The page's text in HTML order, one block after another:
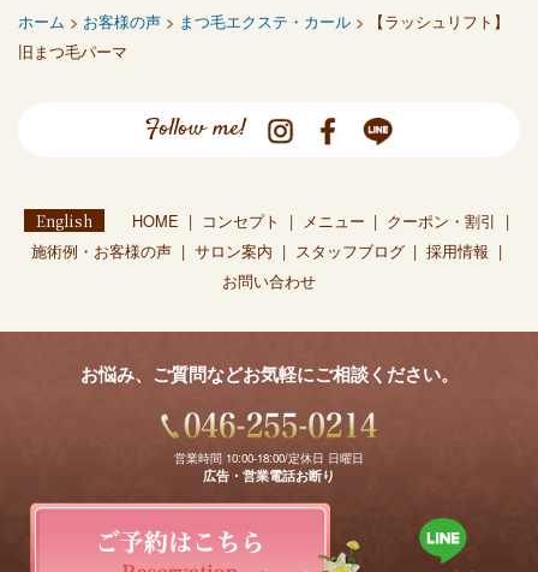
ホーム > お客様の声 > まつ毛エクステ・カール > 【ラッシュリフト】
旧まつ毛パーマ
Follow me!
English HOME コンセプト メニュー
クーポン・割引
施術例・お客様の声
サロン案内 スタッフブログ
採用情報
お問い合わせ
お悩み、ご質問などお気軽にご相談ください。
営業時間 10:00-18:00/定休日 日曜日
広告・営業電話お断り